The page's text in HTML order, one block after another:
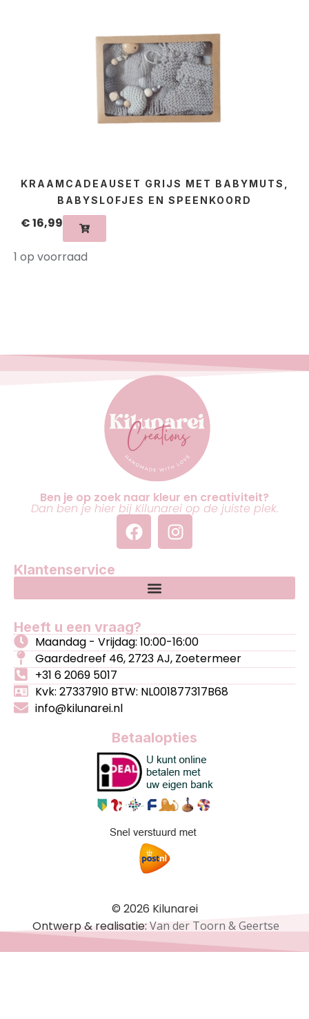
KRAAMCADEAUSET GRIJS MET BABYMUTS,
BABYSLOFJES EN SPEENKOORD
€16,99
1 op voorraad
Ben je op zoek naar kleur en creativiteit?
Dan ben je hier bij Kilunarei op de juiste plek.
Klantenservice
Heeft u een vraag?
Maandag - Vrijdag: 10:00-16:00
Gaardedreef 46, 2723 AJ, Zoetermeer
+31 6 2069 5017
Kvk: 27337910 BTW: NL001877317B68
info@kilunarei.nl
Betaalopties
© 2026 Kilunarei
Ontwerp & realisatie:Van der Toorn & Geertse